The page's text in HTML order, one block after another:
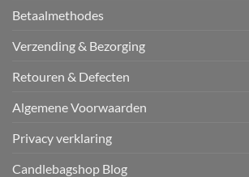
Betaalmethodes
Verzending & Bezorging
Retouren & Defecten
Algemene Voorwaarden
Privacy verklaring
Candlebagshop Blog